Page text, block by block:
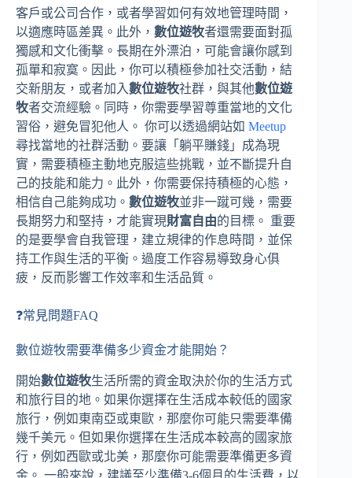
客戶或公司合作，或者學習如何有效地管理時間，
以適應時區差異。此外， 數位遊牧者還需要面對孤
獨感和文化衝擊。長期在外漂泊，可能會讓你感到
孤單和寂寞。因此，你可以積極參加社交活動，結
交新朋友，或者加入數位遊牧社群，與其他數位遊
牧者交流經驗。同時，你需要學習尊重當地的文化
習俗，避免冒犯他人。 你可以透過網站如 Meetup
尋找當地的社群活動。要讓「躺平賺錢」成為現
實，需要積極主動地克服這些挑戰，並不斷提升自
己的技能和能力。此外，你需要保持積極的心態，
相信自己能夠成功。 數位遊牧並非一蹴可幾，需要
長期努力和堅持，才能實現財富自由的目標。 重要
的是要學會自我管理，建立規律的作息時間，並保
持工作與生活的平衡。過度工作容易導致身心俱
疲，反而影響工作效率和生活品質。
❓常見問題FAQ
數位遊牧需要準備多少資金才能開始？
開始數位遊牧生活所需的資金取決於你的生活方式
和旅行目的地。如果你選擇在生活成本較低的國家
旅行，例如東南亞或東歐，那麼你可能只需要準備
幾千美元。但如果你選擇在生活成本較高的國家旅
行，例如西歐或北美，那麼你可能需要準備更多資
金。 一般來說，建議至少準備3-6個月的生活費，以